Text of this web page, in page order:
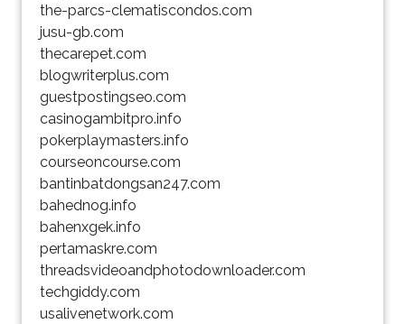
the-parcs-clematiscondos.com
jusu-gb.com
thecarepet.com
blogwriterplus.com
guestpostingseo.com
casinogambitpro.info
pokerplaymasters.info
courseoncourse.com
bantinbatdongsan247.com
bahednog.info
bahenxgek.info
pertamaskre.com
threadsvideoandphotodownloader.com
techgiddy.com
usalivenetwork.com